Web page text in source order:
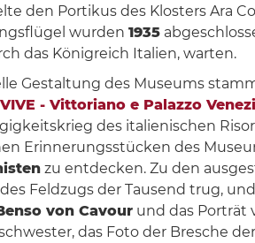
den Portikus des Klosters Ara
wurden 1935
das Königreich Italien, warten.
Gestaltung des Museums
- Vittoriano e Palazzo
des italienischen
Erinnerungsstücken des
zu entdecken. Zu den
Feldzugs der Tausend trug,
von Cavourund das Porträt
das Foto der Bresche der